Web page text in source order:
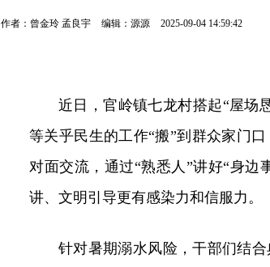
作者：曾金玲 孟良宇 编辑：源源 2025-09-04 14:59:42
近日，官岭镇七龙村搭起“屋场
等关乎民生的工作“搬”到群众家门
对面交流，通过“熟悉人”讲好“身边
讲、文明引导更有感染力和信服力。
针对暑期溺水风险，干部们结